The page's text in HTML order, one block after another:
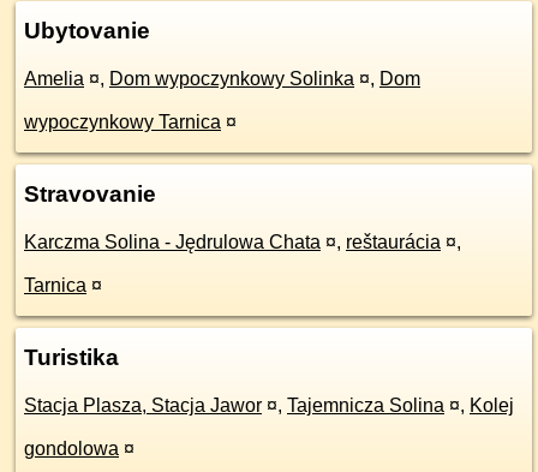
Ubytovanie
Amelia ¤, Dom wypoczynkowy Solinka ¤, Dom
wypoczynkowy Tarnica ¤
Stravovanie
Karczma Solina - Jędrulowa Chata ¤, reštaurácia ¤,
Tarnica ¤
Turistika
Stacja Plasza, Stacja Jawor ¤, Tajemnicza Solina ¤, Kolej
gondolowa ¤